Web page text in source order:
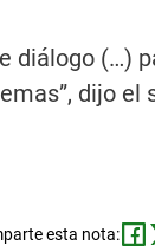
diálogo (…)
dijo el
esta nota: